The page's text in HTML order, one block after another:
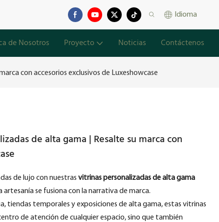
Idioma
de Nosotros Proyecto Noticias Contáctenos
con accesorios exclusivos de Luxeshowcase
de alta gama | Resalte su marca con
de lujo con nuestras vitrinas personalizadas de alta gama
artesanía se fusiona con la narrativa de marca.
tiendas temporales y exposiciones de alta gama, estas vitrinas
de atención de cualquier espacio, sino que también